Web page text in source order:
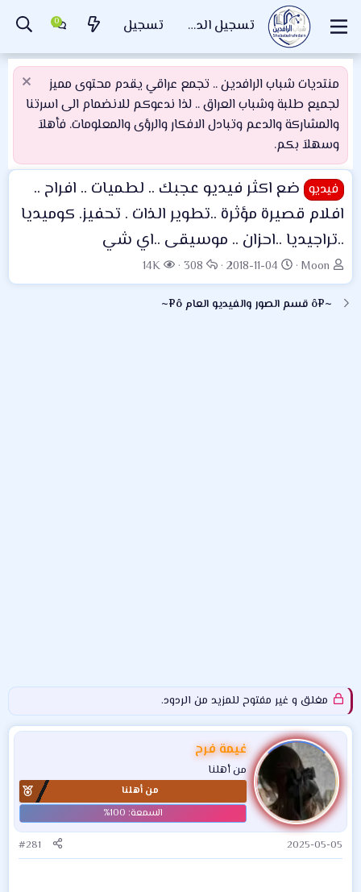
تسجيل الدخول تسجيل
منتديات شباب الرافدين .. تجمع عراقي يقدم محتوى مميز
لجميع طلبة وشباب العراق .. لذا ندعوكم للانضمام الى اسرتنا
والمشاركة والدعم وتبادل الافكار والرؤى والمعلومات. فأهلاَ
وسهلاَ بكم.
فيديو ضع اكثر فيديو عجبك .. لطميات .. افراح ..
افلام قصيرة مؤثرة ..تطوير الذات . تحفيز. كوميديا
..تراجيديا ..احزان .. موسيقى ..اي شي
ب
ا
د
Moon
ت
ا
ر
2018-11-04
ا
ل
ر
308
ا
ل
14K
~¤ô قسم الصور والفيديو العام ô¤~
مغلق و غير مفتوح للمزيد من الردود.
غيمة فرح
من أهلنا
من أهلنا
2025-05-05
#281